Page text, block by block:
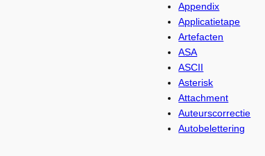
Appendix
Applicatietape
Artefacten
ASA
ASCII
Asterisk
Attachment
Auteurscorrectie
Autobelettering